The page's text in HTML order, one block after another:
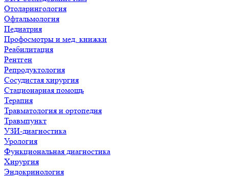
Отоларингология
Офтальмология
Педиатрия
Профосмотры и мед. книжки
Реабилитация
Рентген
Репродуктология
Сосудистая хирургия
Стационарная помощь
Терапия
Травматология и ортопедия
Травмпункт
УЗИ-диагностика
Урология
Функциональная диагностика
Хирургия
Эндокринология